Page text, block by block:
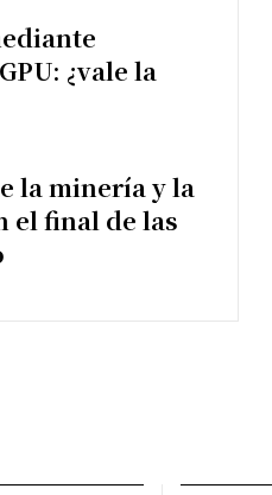
¿vale la
la minería y la
el final de las